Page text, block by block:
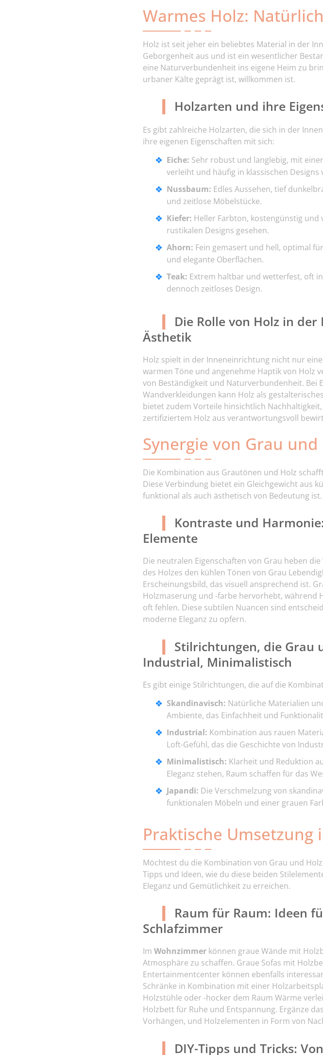
Warmes Holz:
Holz ist seit jeher ein beliebtes Material in der
Geborgenheit aus und ist ein wesentlicher
eine Naturverbundenheit ins eigene Heim zu
urbaner Kälte geprägt ist, willkommen ist.
Holzarten und ihre
Es gibt zahlreiche Holzarten, die sich in der
ihre eigenen Eigenschaften mit sich:
Eiche: Sehr robust und langlebig, mit
verleiht und häufig in klassischen Designs
Nussbaum: Edles Aussehen, tief
und zeitlose Möbelstücke.
Kiefer: Heller Farbton, kostengünstig
rustikalen Designs gesehen.
Ahorn: Fein gemasert und hell, optimal
und elegante Oberflächen.
Teak: Extrem haltbar und wetterfest, oft
dennoch zeitloses Design.
Die Rolle von Holz in
Ästhetik
Holz spielt in der Inneneinrichtung nicht nur
warmen Töne und angenehme Haptik von Holz
von Beständigkeit und Naturverbundenheit. Bei
Wandverkleidungen kann Holz als
bietet zudem Vorteile hinsichtlich
zertifiziertem Holz aus verantwortungsvoll
Synergie von Grau und
Die Kombination aus Grautönen und Holz
Diese Verbindung bietet ein Gleichgewicht aus
funktional als auch ästhetisch von Bedeutung ist.
Kontraste und
Elemente
Die neutralen Eigenschaften von Grau heben
des Holzes den kühlen Tönen von Grau
Erscheinungsbild, das visuell ansprechend ist.
Holzmaserung und -farbe hervorhebt, während
oft fehlen. Diese subtilen Nuancen sind
moderne Eleganz zu opfern.
Stilrichtungen, die Grau
Industrial, Minimalistisch
Es gibt einige Stilrichtungen, die auf die
Skandinavisch: Natürliche Materialien
Ambiente, das Einfachheit und
Industrial: Kombination aus rauen
Loft-Gefühl, das die Geschichte von
Minimalistisch: Klarheit und Reduktion
Eleganz stehen, Raum schaffen für das
Japandi: Die Verschmelzung von
funktionalen Möbeln und einer grauen
Praktische Umsetzung
Möchtest du die Kombination von Grau und
Tipps und Ideen, wie du diese beiden
Eleganz und Gemütlichkeit zu erreichen.
Raum für Raum: Ideen
Schlafzimmer
ImWohnzimmer können graue Wände mit
Atmosphäre zu schaffen. Graue Sofas mit
Entertainmentcenter können ebenfalls
Schränke in Kombination mit einer
Holzstühle oder -hocker dem Raum Wärme
Holzbett für Ruhe und Entspannung. Ergänze
Vorhängen, und Holzelementen in Form von
DIY-Tipps und Tricks: